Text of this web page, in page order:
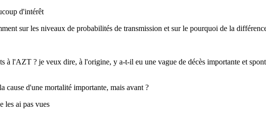
d'intérêt
sur les niveaux de probabilités de transmission et sur le pourquoi de la
à l'AZT ? je veux dire, à l'origine, y a-t-il eu une vague de décès importante et
cause d'une mortalité importante, mais avant ?
les ai pas vues